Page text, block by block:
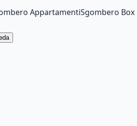
AppartamentiSgombero Box